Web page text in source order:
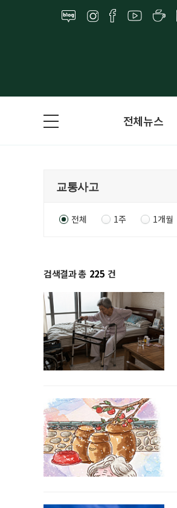
전체뉴스
전체 1주 1개월
검색결과 총 225 건